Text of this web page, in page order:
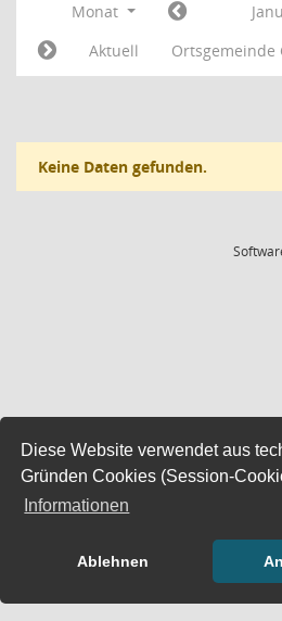
Diese Website verwendet aus
Gründen Cookies (Session-
Informationen
Ablehnen
Monat
Aktuell
Ortsgemeinde
Keine Daten gefunden.